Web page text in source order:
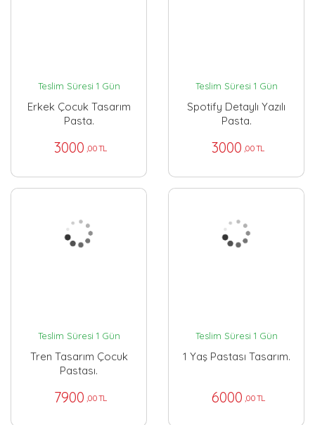
Teslim Süresi 1 Gün
Erkek Çocuk Tasarım
Pasta.
3000 ,00 TL
Teslim Süresi 1 Gün
Spotify Detaylı Yazılı
Pasta.
3000 ,00 TL
Teslim Süresi 1 Gün
Tren Tasarım Çocuk
Pastası.
7900 ,00 TL
Teslim Süresi 1 Gün
1 Yaş Pastası Tasarım.
6000 ,00 TL